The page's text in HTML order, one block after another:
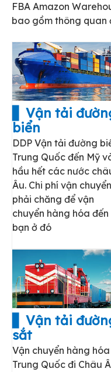
FBA Amazon
bao gồm thông quan
▋ Vận tải
biển
DDP Vận tải đường
Trung Quốc đến Mỹ
hầu hết các nước
Âu. Chi phí vận chuyển
phải chăng để vận
chuyển hàng hóa đến
bạn ở đó
▋ Vận tải
sắt
Vận chuyển hàng
Trung Quốc đi Châu